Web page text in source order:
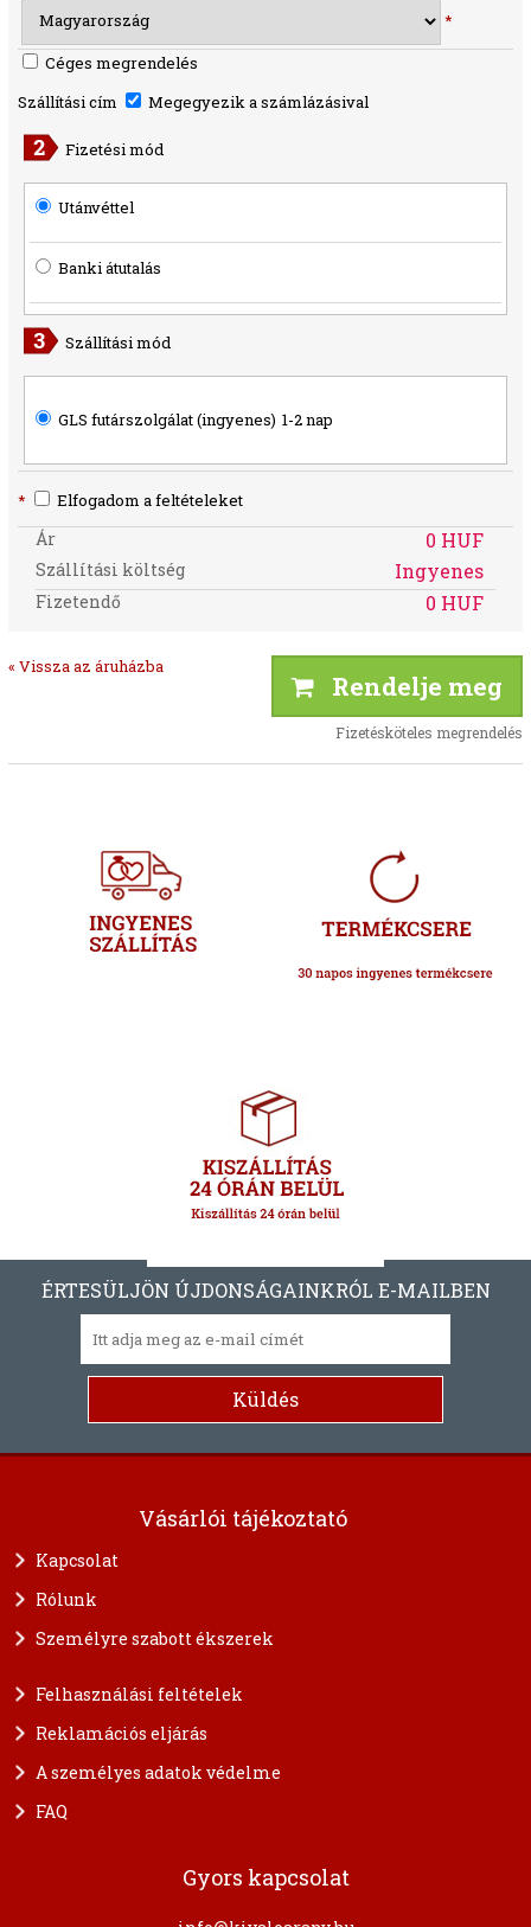
*
Céges megrendelés
Szállítási cím
Megegyezik a számlázásival
Fizetési mód
Utánvéttel
Banki átutalás
Szállítási mód
GLS futárszolgálat (ingyenes) 1-2 nap
* Elfogadom a feltételeket
Ár 0 HUF
Szállítási költség Ingyenes
Fizetendő 0 HUF
« Vissza az áruházba
Rendelje meg
Fizetésköteles megrendelés
ÉRTESÜLJÖN ÚJDONSÁGAINKRÓL E-MAILBEN
Vásárlói tájékoztató
Kapcsolat
Rólunk
Személyre szabott ékszerek
Felhasználási feltételek
Reklamációs eljárás
A személyes adatok védelme
FAQ
Gyors kapcsolat